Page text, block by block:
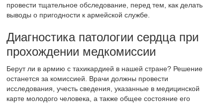
провести тщательное обследование, перед тем, как делать
выводы о пригодности к армейской службе.
Диагностика патологии сердца при
прохождении медкомиссии
Берут ли в армию с тахикардией в нашей стране? Решение
останется за комиссией. Врачи должны провести
исследования, учесть сведения, указанные в медицинской
карте молодого человека, а также общее состояние его